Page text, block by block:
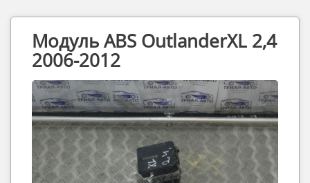
Модуль ABS OutlanderXL 2,4
2006-2012